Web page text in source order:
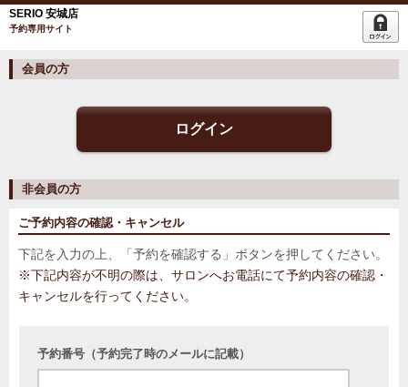
SERIO 安城店
予約専用サイト
会員の方
ログイン
非会員の方
ご予約内容の確認・キャンセル
下記を入力の上、「予約を確認する」ボタンを押してください。
※下記内容が不明の際は、サロンへお電話にて予約内容の確認・
キャンセルを行ってください。
予約番号（予約完了時のメールに記載）